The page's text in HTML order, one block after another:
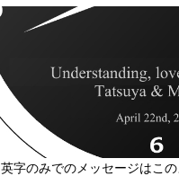
英字のみでのメッセージはこ